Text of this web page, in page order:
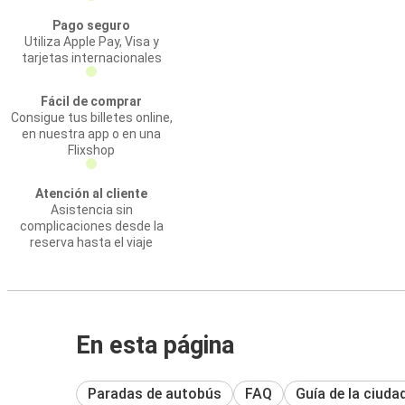
Pago seguro
Utiliza Apple Pay, Visa y
tarjetas internacionales
Fácil de comprar
Consigue tus billetes online,
en nuestra app o en una
Flixshop
Atención al cliente
Asistencia sin
complicaciones desde la
reserva hasta el viaje
En esta página
Paradas de autobús FAQ Guía de la